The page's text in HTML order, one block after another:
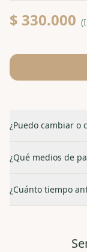
$ 330.000 (
¿Puedo cambiar o
¿Qué medios de
¿Cuánto tiempo